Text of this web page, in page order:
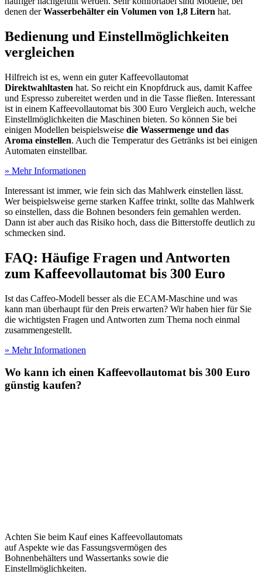
denen derWasserbehälter ein Volumen von 1,8 Litern hat.
Bedienung und Einstellmöglichkeiten
vergleichen
Hilfreich ist es, wenn ein guter Kaffeevollautomat
Direktwahltasten hat. So reicht ein Knopfdruck aus, damit Kaffee
und Espresso zubereitet werden und in die Tasse fließen. Interessant
ist in einem Kaffeevollautomat bis 300 Euro Vergleich auch, welche
Einstellmöglichkeiten die Maschinen bieten. So können Sie bei
einigen Modellen beispielsweise die Wassermenge und das
Aroma einstellen. Auch die Temperatur des Getränks ist bei einigen
Automaten einstellbar.
» Mehr Informationen
Interessant ist immer, wie fein sich das Mahlwerk einstellen lässt.
Wer beispielsweise gerne starken Kaffee trinkt, sollte das Mahlwerk
so einstellen, dass die Bohnen besonders fein gemahlen werden.
Dann ist aber auch das Risiko hoch, dass die Bitterstoffe deutlich zu
schmecken sind.
FAQ: Häufige Fragen und Antworten
zum Kaffeevollautomat bis 300 Euro
Ist das Caffeo-Modell besser als die ECAM-Maschine und was
kann man überhaupt für den Preis erwarten? Wir haben hier für Sie
die wichtigsten Fragen und Antworten zum Thema noch einmal
zusammengestellt.
» Mehr Informationen
Wo kann ich einen Kaffeevollautomat bis 300 Euro
günstig kaufen?
Achten Sie beim Kauf eines Kaffeevollautomats
auf Aspekte wie das Fas­sungs­ver­mö­gen des
Boh­nen­be­häl­ters und Was­ser­tanks sowie die
Einstellmöglichkeiten.